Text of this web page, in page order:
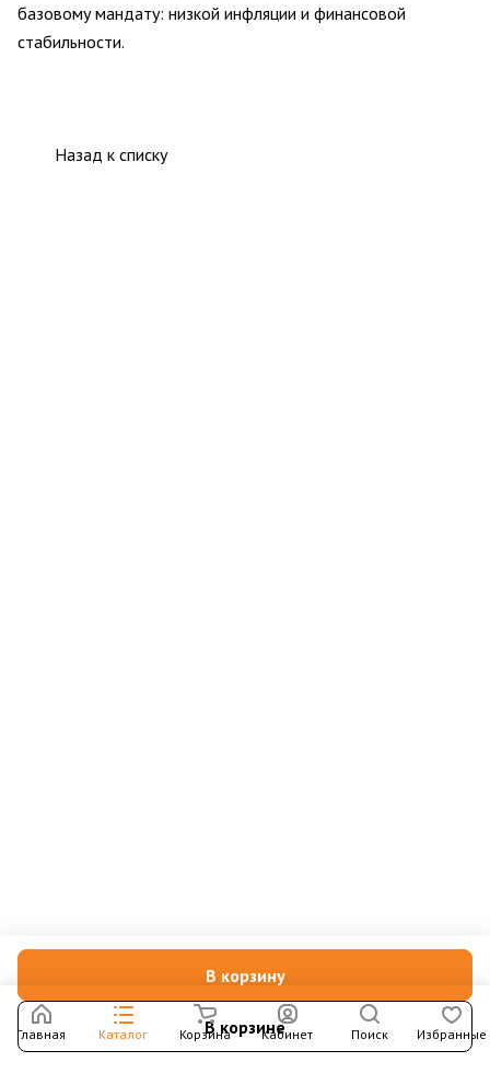
В корзину
В корзине
базовому мандату: низкой инфляции и финансовой
стабильности.
Назад к списку
Главная Каталог Корзина Кабинет Поиск Избранные